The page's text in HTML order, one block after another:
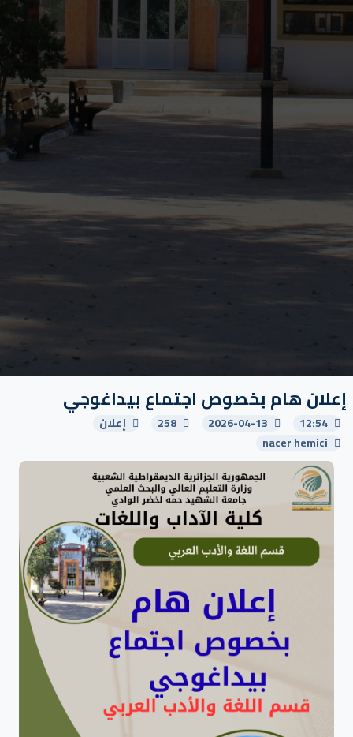
إعلان هام بخصوص اجتماع بيداغوجي
12:54
2026-04-13
258
إعلان
nacer hemici